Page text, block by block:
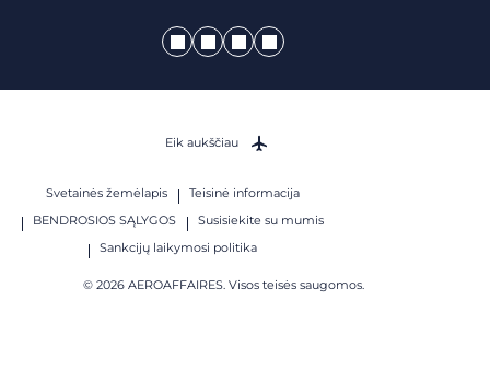
Svetainės žemėlapis
Teisinė informacija
BENDROSIOS SĄLYGOS
Susisiekite su mumis
Sankcijų laikymosi politika
© 2026 AEROAFFAIRES. Visos teisės saugomos.
Eik aukščiau